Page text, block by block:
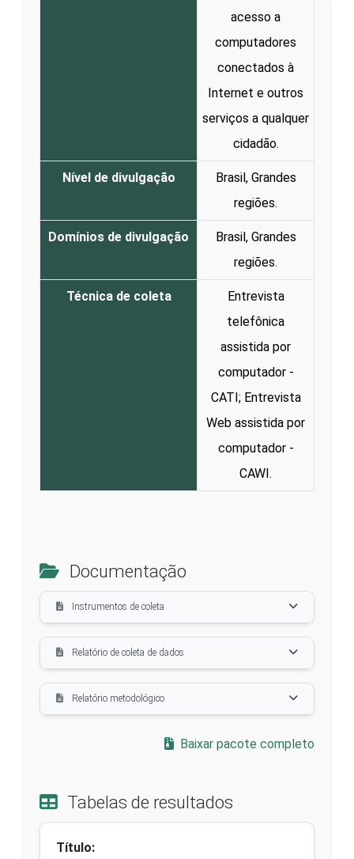
acesso a
computadores
conectados à
Internet e outros
serviços a qualquer
cidadão.
Nível de divulgação
Brasil, Grandes
regiões.
Domínios de divulgação
Brasil, Grandes
regiões.
Técnica de coleta
Entrevista
telefônica
assistida por
computador -
CATI; Entrevista
Web assistida por
computador -
CAWI.
Documentação
Instrumentos de coleta
Relatório de coleta de dados
Relatório metodológico
Baixar pacote completo
Tabelas de resultados
Título: